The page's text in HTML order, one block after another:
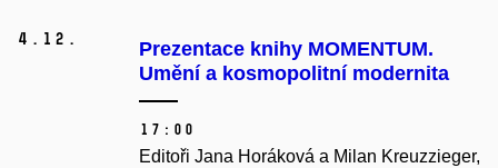
4. 12.
Prezentace knihy MOMENTUM.
Umění a kosmopolitní modernita
17:00
Editoři Jana Horáková a Milan Kreuzzieger,